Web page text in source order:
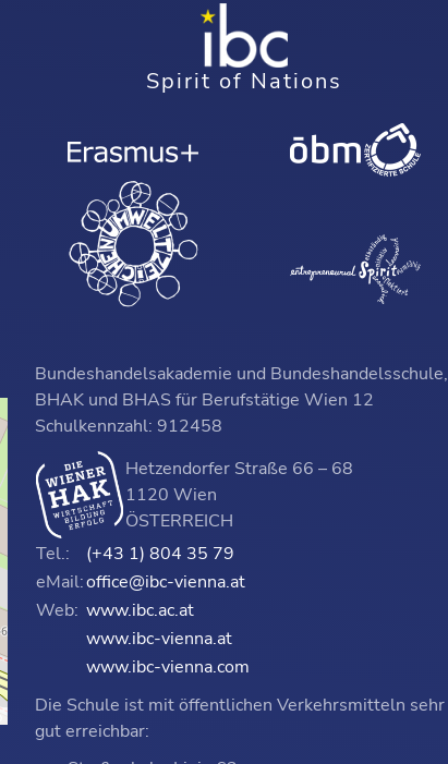
Spirit of Nations
Bundeshandelsakademie und Bundeshandelsschule,
BHAK und BHAS für Berufstätige Wien 12
Schulkennzahl: 912458
Hetzendorfer Straße 66 – 68
1120 Wien
ÖSTERREICH
Tel.:
(+43 1) 804 35 79
eMail:office@ibc-vienna.at
Web: www.ibc.ac.at
www.ibc-vienna.at
www.ibc-vienna.com
Die Schule ist mit öffentlichen Verkehrsmitteln sehr
gut erreichbar: